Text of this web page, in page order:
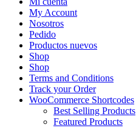
My Account
Nosotros
Pedido
Productos nuevos
Shop
Shop
Terms and Conditions
Track your Order
WooCommerce Shortcodes
Best Selling Products
Featured Products